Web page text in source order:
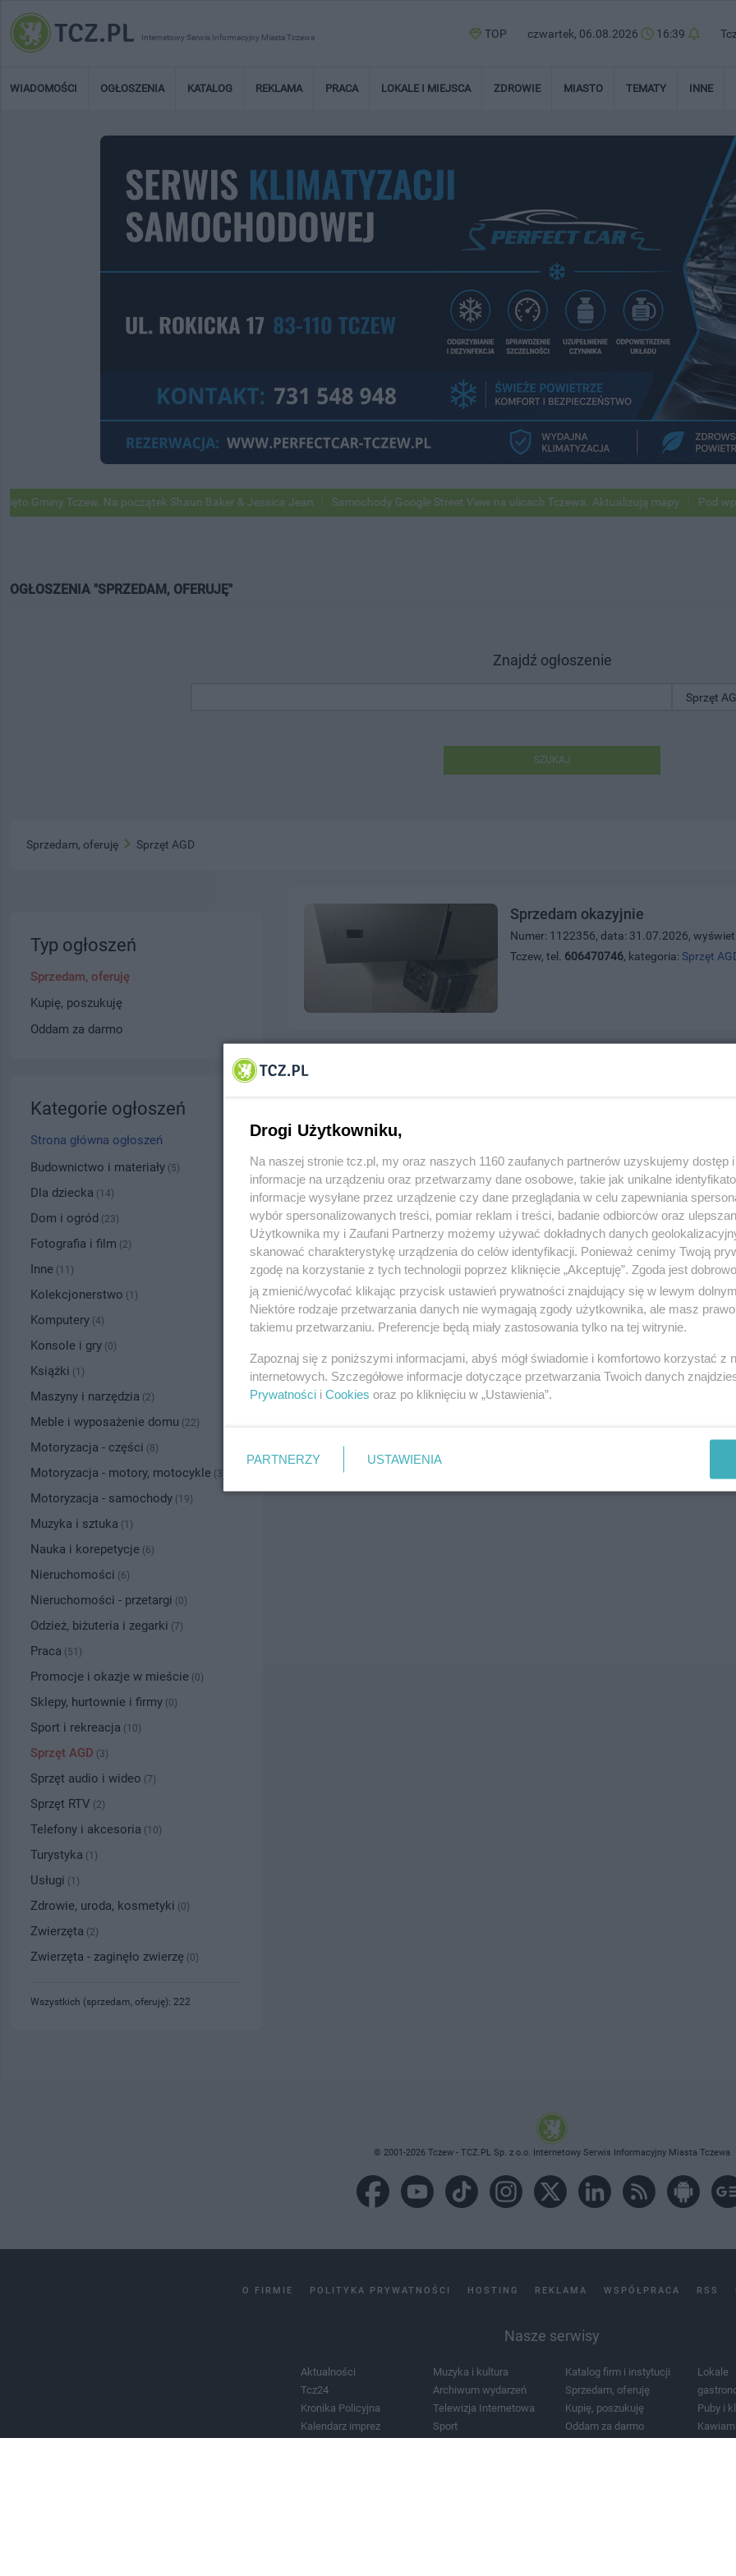
Internetowy Serwis Informacyjny Miasta Tczewa TOP czwartek, 06.08.2026 16:39
WIADOMOŚCI OGŁOSZENIA KATALOG REKLAMA PRACA LOKALE I MIEJSCA ZDROWIE MIASTO TEMATY INNE
Tczew. Na początek Shaun Baker & Jessica Jean Samochody Google Street View na ulicach Tczewa. Aktualizują mapy Pod
OGŁOSZENIA "SPRZEDAM, OFERUJĘ"
Znajdź ogłoszenie
SZUKAJ
Sprzedam, oferuję Sprzęt AGD
Sprzedam okazyjnie
Numer: 1122356, data: 31.07.2026,
Tczew, tel. 606470746, kategoria:Sprzęt
sprzedam lodówke samochdową
Numer: 1122365, data: 01.08.2026,
Tczew, tel.503571440 , kategoria:Sprzęt
Typ ogłoszeń
Sprzedam, oferuję
Kupię, poszukuję
Oddam za darmo
Kategorie ogłoszeń
Strona główna ogłoszeń
Budownictwo i materiały (5)
Dla dziecka (14)
Dom i ogród (23)
Fotografia i film (2)
Inne (11)
Kolekcjonerstwo (1)
Komputery (4)
Konsole i gry (0)
Książki (1)
Maszyny i narzędzia (2)
Meble i wyposażenie domu (22)
Motoryzacja - części (8)
Motoryzacja - motory, motocykle (3)
Motoryzacja - samochody (19)
Muzyka i sztuka (1)
Nauka i korepetycje (6)
Nieruchomości (6)
Nieruchomości - przetargi (0)
Odzież, biżuteria i zegarki (7)
Praca (51)
Promocje i okazje w mieście (0)
Sklepy, hurtownie i firmy (0)
Sport i rekreacja (10)
Sprzęt AGD (3)
Sprzęt audio i wideo (7)
Sprzęt RTV (2)
Telefony i akcesoria (10)
Turystyka (1)
Usługi (1)
Zdrowie, uroda, kosmetyki (0)
Zwierzęta (2)
Zwierzęta - zaginęło zwierzę (0)
Wszystkich (sprzedam, oferuję): 222
© 2001-2026 Tczew - TCZ.PL Sp. z o.o. Internetowy Serwis Informacyjny Miasta Tczewa
O FIRMIE POLITYKA PRYWATNOŚCI HOSTING REKLAMA WSPÓŁPRACA RSS
Nasze serwisy
Aktualności
Tcz24
Kronika Policyjna
Kalendarz imprez
Muzyka i kultura
Archiwum wydarzeń
Telewizja Internetowa
Sport
Katalog firm i instytucji
Sprzedam, oferuję
Kupię, poszukuję
Oddam za darmo
Lokale
Puby i
Drogi Użytkowniku,
Na naszej stronie tcz.pl, my oraz naszych 1160 zaufanych partnerów uzyskujemy dostęp
informacje na urządzeniu oraz przetwarzamy dane osobowe, takie jak unikalne
informacje wysyłane przez urządzenie czy dane przeglądania w celu zapewniania
wybór spersonalizowanych treści, pomiar reklam i treści, badanie odbiorców oraz
Użytkownika my i Zaufani Partnerzy możemy używać dokładnych danych
skanować charakterystykę urządzenia do celów identyfikacji. Ponieważ cenimy Twoją
zgodę na korzystanie z tych technologii poprzez kliknięcie „Akceptuję”. Zgoda jest
ją zmienić/wycofać klikając przycisk ustawień prywatności znajdujący się w lewym
Niektóre rodzaje przetwarzania danych nie wymagają zgody użytkownika, ale masz
takiemu przetwarzaniu. Preferencje będą miały zastosowania tylko na tej witrynie.
Zapoznaj się z poniższymi informacjami, abyś mógł świadomie i komfortowo korzystać z
internetowych. Szczegółowe informacje dotyczące przetwarzania Twoich danych
Prywatności i Cookies oraz po kliknięciu w „Ustawienia”.
PARTNERZY USTAWIENIA